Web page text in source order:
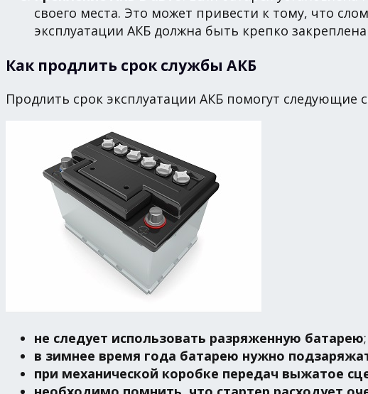
своего места. Это может привести к тому, что
эксплуатации АКБ должна быть крепко
Как продлить срок службы АКБ
Продлить срок эксплуатации АКБ помогут следующие
не следует использовать разряженную батарею;
в зимнее время года батарею нужно
при механической коробке передач выжатое